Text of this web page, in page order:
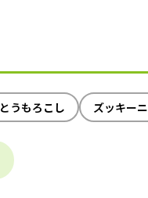
とうもろこし ズッキーニ